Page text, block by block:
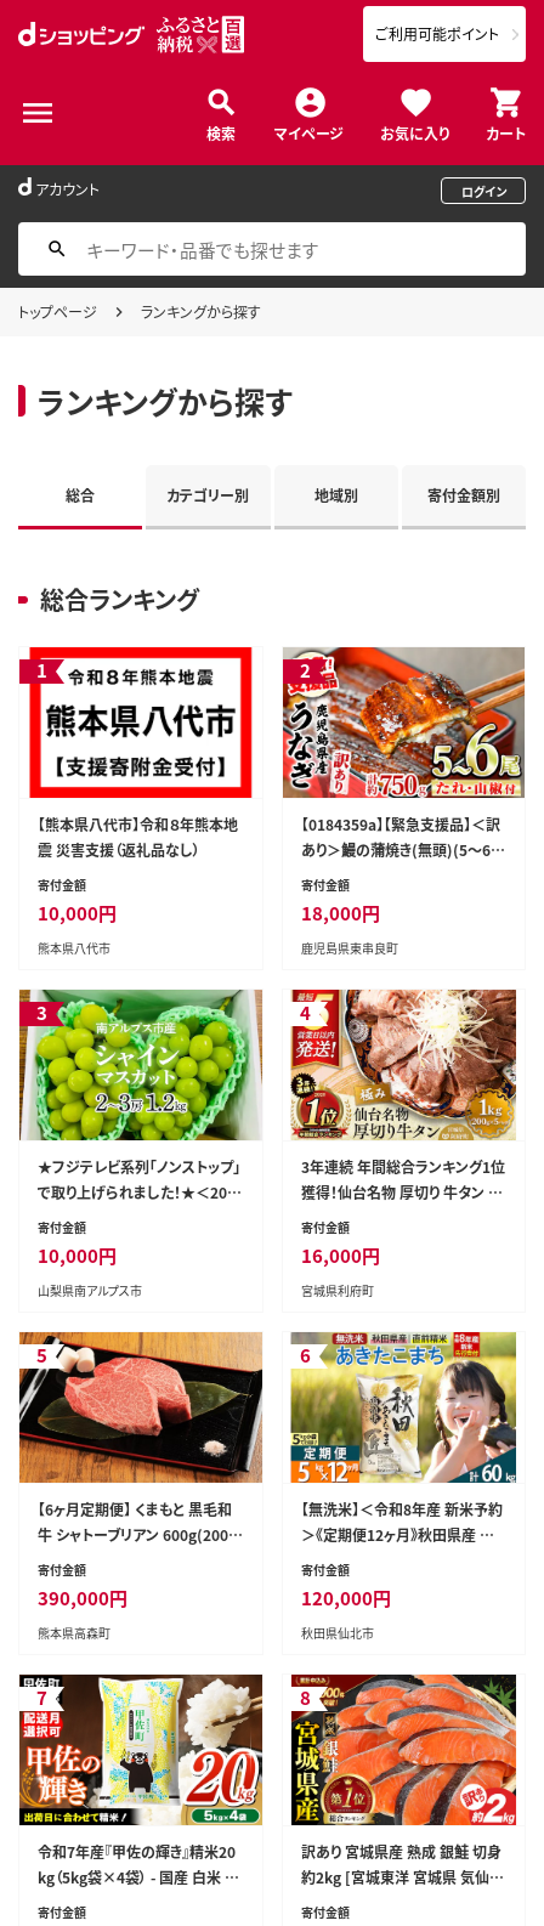
検索 マイページ お気に入り カート
ご利用可能ポイント
アカウント ログイン
トップページ ランキングから探す
ランキングから探す
総合 カテゴリー別 地域別 寄付金額別
総合ランキング
1
【熊本県八代市】令和８年熊本地
震 災害支援（返礼品なし）
寄付金額
10,000円
熊本県八代市
2
【0184359a】【緊急支援品】＜訳
あり＞鰻の蒲焼き(無頭)(5～6
尾・計約750g・タレ、山椒付) う
たれ 鹿児島 ふるさと 人気 支援
【アクアおおすみ】
寄付金額
18,000円
鹿児島県東串良町
3
★フジテレビ系列「ノンストップ」
で取り上げられました！★＜202
6年発送先行予約＞南アルプス
上（2～3房） クール便発送 ALPA
G007
寄付金額
10,000円
山梨県南アルプス市
4
3年連続 年間総合ランキング1位
獲得！仙台名物 厚切り 牛タン 塩
仕込み 1kg(200g×5P) 牛たん
少 部位 タン中 タン元 塩ダレ タ
レ 小分け 仙台 名物 厚切 肉厚
ベキュー BBQ 宮城県 利府町 船
田食品]
寄付金額
16,000円
宮城県利府町
5
【6ヶ月定期便】 くまもと 黒毛和
牛 シャトーブリアン 600g(200g
×3枚) 熊本 和牛 牛肉 お肉 ステ
寄付金額
390,000円
熊本県高森町
6
【無洗米】＜令和8年産 新米予約
＞《定期便12ヶ月》秋田県産 あき
たこまち 5kg (5kg×1袋) ×12
西木 米5kg 米 5kg 米 5kg定期
便 お米定期便 あきたこまち ごは
寄付金額
120,000円
秋田県仙北市
7
令和7年産『甲佐の輝き』精米20
kg（5kg袋×4袋） - 国産 白米 精
米 お米 ブレンド米 複数原料米
寄付金額
8
訳あり 宮城県産 熟成 銀鮭 切身
約2kg [宮城東洋 宮城県 気仙沼
市 20563343] 鮭 海鮮 魚介類
寄付金額